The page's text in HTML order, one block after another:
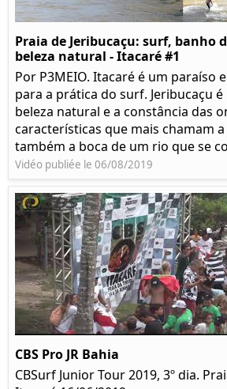
Praia de Jeribucaçu: surf, banho
beleza natural - Itacaré #1
Por P3MEIO. Itacaré é um paraíso
para a prática do surf. Jeribucaçu é
beleza natural e a constância das
características que mais chamam
também a boca de um rio que se
Vidéo publiée le 06/08/2019
CBS Pro JR Bahia
CBSurf Junior Tour 2019, 3º dia.